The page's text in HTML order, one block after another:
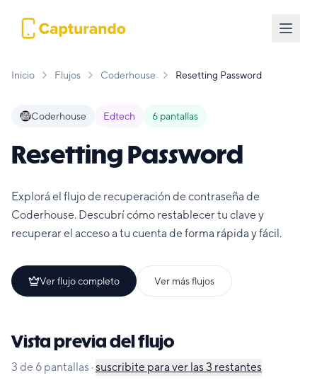
Inicio Flujos Coderhouse Resetting Password
Coderhouse Edtech 6 pantallas
Resetting Password
Explorá el flujo de recuperación de contraseña de
Coderhouse. Descubrí cómo restablecer tu clave y
recuperar el acceso a tu cuenta de forma rápida y fácil.
Ver flujo completo Ver más flujos
Vista previa del flujo
3 de 6 pantallas ·suscribite para ver las 3 restantes